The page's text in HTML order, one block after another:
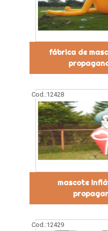
fábrica de
Cod.:12428
mascote
Cod.:12429